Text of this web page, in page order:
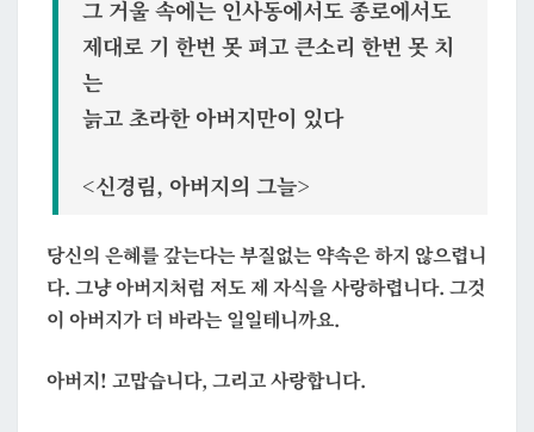
그 거울 속에는 인사동에서도 종로에서도
제대로 기 한번 못 펴고 큰소리 한번 못 치
는
늙고 초라한 아버지만이 있다
<신경림, 아버지의 그늘>
당신의 은혜를 갚는다는 부질없는 약속은 하지 않으렵니
다. 그냥 아버지처럼 저도 제 자식을 사랑하렵니다. 그것
이 아버지가 더 바라는 일일테니까요.
아버지! 고맙습니다, 그리고 사랑합니다.